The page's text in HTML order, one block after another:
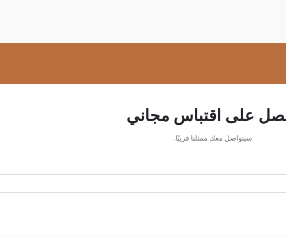
على اقتباس مجاني
سيتواصل معك ممثلنا قريبًا.